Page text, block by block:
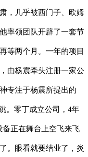
，几乎被西门子、欧姆
率领团队开辟了一套节
等两个月。一年的项目
由杨震牵头注册一家公
专注于杨震所提出的
。零丁成立公司，4年
备正在舞台上空飞来飞
。眼看就要结业了，炎